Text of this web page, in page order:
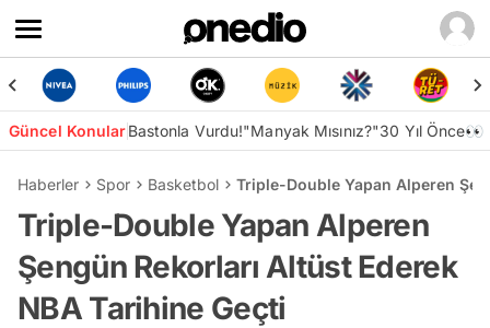
Güncel KonularBastonla Vurdu!"Manyak Mısınız?"30 Yıl Önce👀
Haberler Spor Basketbol Triple-Double Yapan Alperen
Triple-Double Yapan Alperen
Şengün Rekorları Altüst Ederek
NBA Tarihine Geçti